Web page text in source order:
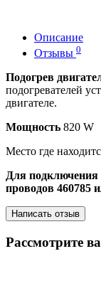
Описание
Отзывы 0
Подогрев
подогревателей
двигателе.
Мощность 820 W
Место где
Для подключения
проводов 460785
Написать отзыв
Рассмотрите